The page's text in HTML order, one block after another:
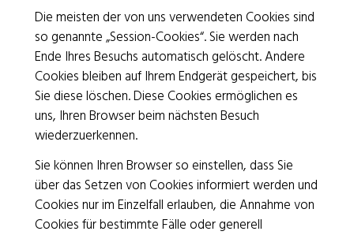
Spenden
Kontakt / Öffnungszeiten
Impressum/Datenschutz
Freiwilligeneinsätze/Jobs
Das SRK Basel ist ZEWO-zertifiziert.
Die meisten der von uns verwendeten Cookies sind
so genannte „Session-Cookies“. Sie werden nach
Ende Ihres Besuchs automatisch gelöscht. Andere
Cookies bleiben auf Ihrem Endgerät gespeichert, bis
Sie diese löschen. Diese Cookies ermöglichen es
uns, Ihren Browser beim nächsten Besuch
wiederzuerkennen.
Sie können Ihren Browser so einstellen, dass Sie
über das Setzen von Cookies informiert werden und
Cookies nur im Einzelfall erlauben, die Annahme von
Cookies für bestimmte Fälle oder generell